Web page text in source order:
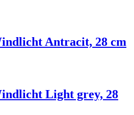
Antracit, 28 cm
Light grey, 28